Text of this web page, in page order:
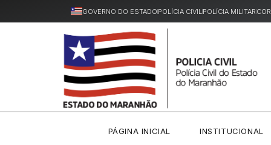
GOVERNO DO ESTADOPOLÍCIA CIVILPOLÍCIA MILITAR
PÁGINA INICIAL INSTITUCIONAL